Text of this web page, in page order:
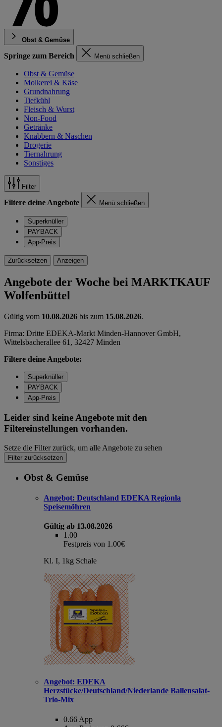
Obst & Gemüse
Springe zum Bereich Menü schließen
Obst & Gemüse
Molkerei & Käse
Grundnahrung
Tiefkühl
Fleisch & Wurst
Non-Food
Getränke
Knabbern & Naschen
Drogerie
Tiernahrung
Sonstiges
Filter
Filtere deine Angebote Menü schließen
Superknüller
PAYBACK
App-Preis
Zurücksetzen Anzeigen
Angebote der Woche bei MARKTKAUF
Wolfenbüttel
Gültig vom 10.08.2026 bis zum 15.08.2026.
Firma: Dritte EDEKA-Markt Minden-Hannover GmbH,
Wittelsbacherallee 61, 32427 Minden
Filtere deine Angebote:
Superknüller
PAYBACK
App-Preis
Leider sind keine Angebote mit den
Filtereinstellungen vorhanden.
Setze die Filter zurück, um alle Angebote zu sehen
Filter zurücksetzen
Obst & Gemüse
Angebot: Deutschland EDEKA Regionla
Speisemöhren
Gültig ab 13.08.2026
1.00
Festpreis von 1.00€
Kl. I, 1kg Schale
Angebot: EDEKA
Herzstücke/Deutschland/Niederlande Ballensalat-
Trio-Mix
0.66 App